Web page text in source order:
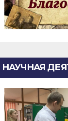
НАУЧНАЯ